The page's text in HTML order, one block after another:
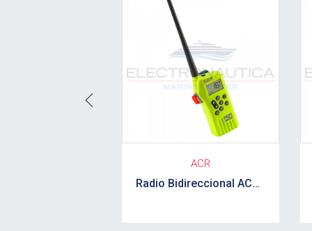
ACR
Radio Bidireccional ACR SR203
Previous